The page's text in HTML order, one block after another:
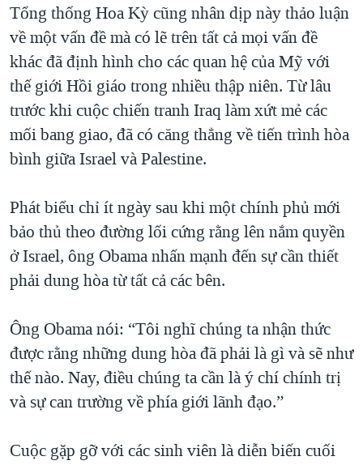
Tổng thống Hoa Kỳ cũng nhân dịp này thảo luận
về một vấn đề mà có lẽ trên tất cả mọi vấn đề
khác đã định hình cho các quan hệ của Mỹ với
thế giới Hồi giáo trong nhiều thập niên. Từ lâu
trước khi cuộc chiến tranh Iraq làm xứt mẻ các
mối bang giao, đã có căng thẳng về tiến trình hòa
bình giữa Israel và Palestine.
Phát biểu chỉ ít ngày sau khi một chính phủ mới
bảo thủ theo đường lối cứng rằng lên nắm quyền
ở Israel, ông Obama nhấn mạnh đến sự cần thiết
phải dung hòa từ tất cả các bên.
Ông Obama nói: “Tôi nghĩ chúng ta nhận thức
được rằng những dung hòa đã phải là gì và sẽ như
thế nào. Nay, điều chúng ta cần là ý chí chính trị
và sự can trường về phía giới lãnh đạo.”
Cuộc gặp gỡ với các sinh viên là diễn biến cuối